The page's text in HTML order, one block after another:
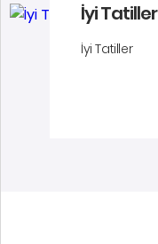
İyi Tatiller
İyi Tatiller